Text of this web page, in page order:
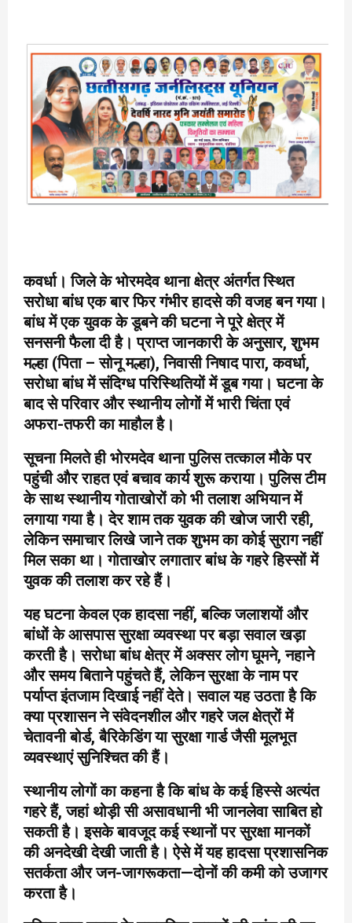
कवर्धा। जिले के भोरमदेव थाना क्षेत्र अंतर्गत स्थित
सरोधा बांध एक बार फिर गंभीर हादसे की वजह बन गया।
बांध में एक युवक के डूबने की घटना ने पूरे क्षेत्र में
सनसनी फैला दी है। प्राप्त जानकारी के अनुसार, शुभम
मल्हा (पिता – सोनू मल्हा), निवासी निषाद पारा, कवर्धा,
सरोधा बांध में संदिग्ध परिस्थितियों में डूब गया। घटना के
बाद से परिवार और स्थानीय लोगों में भारी चिंता एवं
अफरा-तफरी का माहौल है।
सूचना मिलते ही भोरमदेव थाना पुलिस तत्काल मौके पर
पहुंची और राहत एवं बचाव कार्य शुरू कराया। पुलिस टीम
के साथ स्थानीय गोताखोरों को भी तलाश अभियान में
लगाया गया है। देर शाम तक युवक की खोज जारी रही,
लेकिन समाचार लिखे जाने तक शुभम का कोई सुराग नहीं
मिल सका था। गोताखोर लगातार बांध के गहरे हिस्सों में
युवक की तलाश कर रहे हैं।
यह घटना केवल एक हादसा नहीं, बल्कि जलाशयों और
बांधों के आसपास सुरक्षा व्यवस्था पर बड़ा सवाल खड़ा
करती है। सरोधा बांध क्षेत्र में अक्सर लोग घूमने, नहाने
और समय बिताने पहुंचते हैं, लेकिन सुरक्षा के नाम पर
पर्याप्त इंतजाम दिखाई नहीं देते। सवाल यह उठता है कि
क्या प्रशासन ने संवेदनशील और गहरे जल क्षेत्रों में
चेतावनी बोर्ड, बैरिकेडिंग या सुरक्षा गार्ड जैसी मूलभूत
व्यवस्थाएं सुनिश्चित की हैं।
स्थानीय लोगों का कहना है कि बांध के कई हिस्से अत्यंत
गहरे हैं, जहां थोड़ी सी असावधानी भी जानलेवा साबित हो
सकती है। इसके बावजूद कई स्थानों पर सुरक्षा मानकों
की अनदेखी देखी जाती है। ऐसे में यह हादसा प्रशासनिक
सतर्कता और जन-जागरूकता—दोनों की कमी को उजागर
करता है।